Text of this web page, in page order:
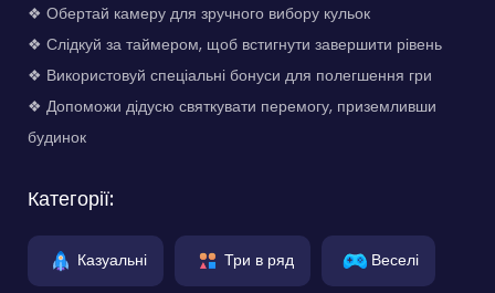
❖ Обертай камеру для зручного вибору кульок
❖ Слідкуй за таймером, щоб встигнути завершити рівень
❖ Використовуй спеціальні бонуси для полегшення гри
❖ Допоможи дідусю святкувати перемогу, приземливши
будинок
Категорії:
Казуальні Три в ряд Веселі